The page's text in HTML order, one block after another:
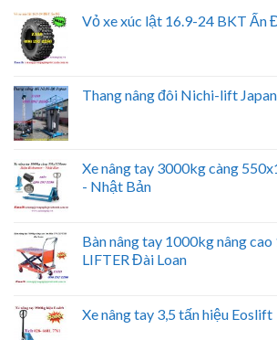
Vỏ xe xúc lật 16.9-24 BKT Ấn
Thang nâng đôi Nichi-lift Japan
Xe nâng tay 3000kg càng
- Nhật Bản
Bàn nâng tay 1000kg nâng
LIFTER Đài Loan
Xe nâng tay 3,5 tấn hiệu Eoslift